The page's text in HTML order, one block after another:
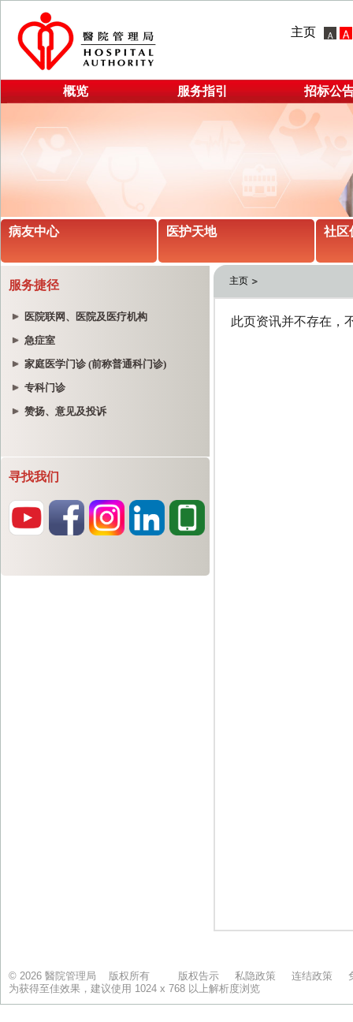
主页
概览 服务指引 招标公
病友中心 医护天地 社区
服务捷径
医院联网、医院及医疗机构
急症室
家庭医学门诊 (前称普通科门诊)
专科门诊
赞扬、意见及投诉
寻找我们
主页
© 2026 醫院管理局 版权所有 版权告示 私隐政策 连结政策
为获得至佳效果，建议使用 1024 x 768 以上解析度浏览